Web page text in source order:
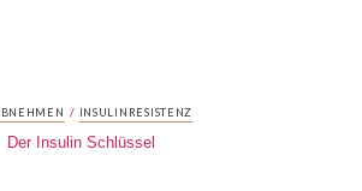
/ INSULINRESISTENZ
Der Insulin Schlüssel